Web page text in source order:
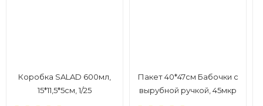
Коробка SALAD 600мл,
15*11,5*5см, 1/25
Пакет 40*47см Бабочки с
вырубной ручкой, 45мкр